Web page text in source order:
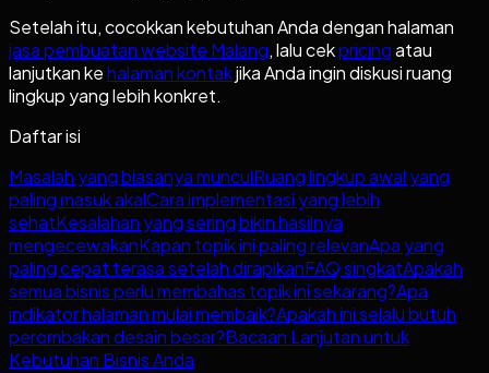
Setelah itu, cocokkan kebutuhan Anda dengan halaman
jasa pembuatan website Malang, lalu cekpricingatau
lanjutkan kehalaman kontakjika Anda ingin diskusi ruang
lingkup yang lebih konkret.
Daftar isi
Masalah yang biasanya munculRuang lingkup awal yang
paling masuk akalCara implementasi yang lebih
sehatKesalahan yang sering bikin hasilnya
mengecewakanKapan topik ini paling relevanApa yang
paling cepat terasa setelah dirapikanFAQ singkatApakah
semua bisnis perlu membahas topik ini sekarang?Apa
indikator halaman mulai membaik?Apakah ini selalu butuh
perombakan desain besar?Bacaan Lanjutan untuk
Kebutuhan Bisnis Anda